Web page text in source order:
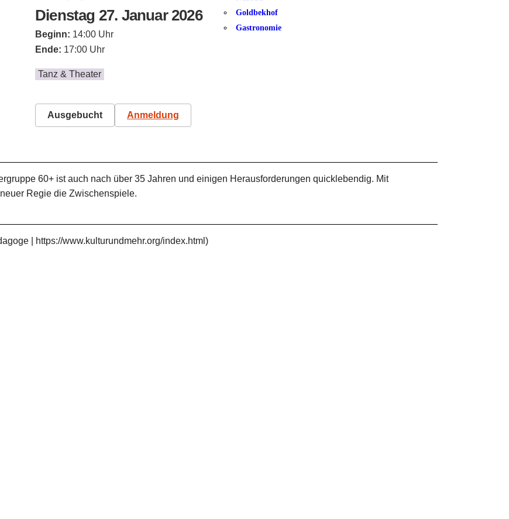
Goldbekhof
Gastronomie
Dienstag 27. Januar 2026
Beginn: 14:00 Uhr
Ende: 17:00 Uhr
Tanz & Theater
Ausgebucht Anmeldung
60+ ist auch nach über 35 Jahren und einigen Herausforderungen quicklebendig. Mit
Regie die Zwischenspiele.
| https://www.kulturundmehr.org/index.html)